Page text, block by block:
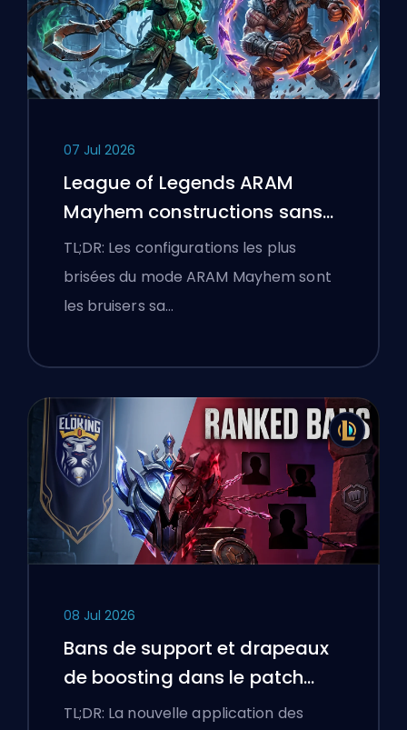
07 Jul 2026
League of Legends ARAM
Mayhem constructions sans
bottes
TL;DR: Les configurations les plus
brisées du mode ARAM Mayhem sont
les bruisers sa…
08 Jul 2026
Bans de support et drapeaux
de boosting dans le patch
25.18 de League of Legends
TL;DR: La nouvelle application des